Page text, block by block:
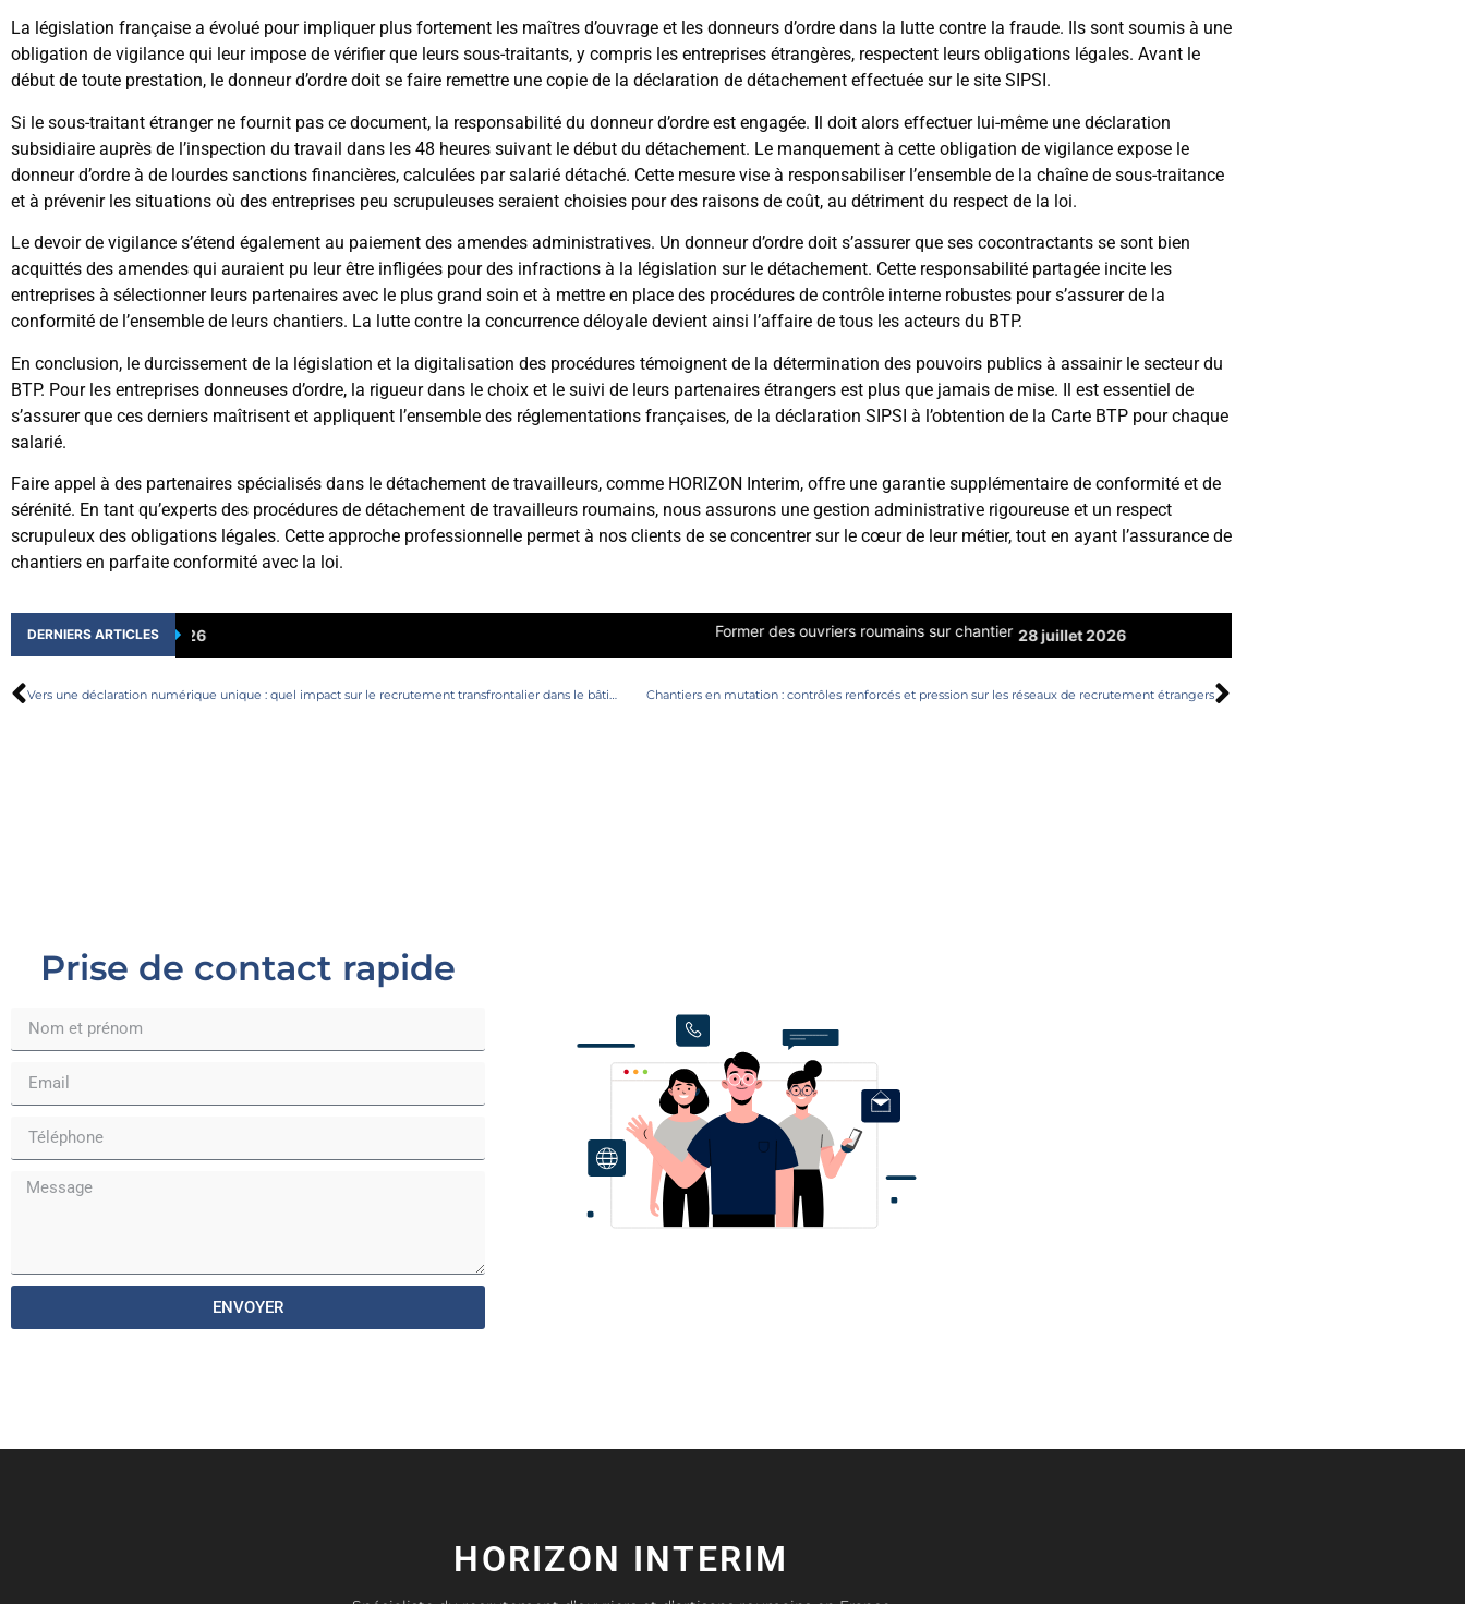
La législation française a évolué pour impliquer plus fortement les maîtres d’ouvrage et les donneurs d’ordre dans la lutte contre la fraude. Ils sont soumis à une
obligation de vigilance qui leur impose de vérifier que leurs sous-traitants, y compris les entreprises étrangères, respectent leurs obligations légales. Avant le
début de toute prestation, le donneur d’ordre doit se faire remettre une copie de la déclaration de détachement effectuée sur le site SIPSI.
Si le sous-traitant étranger ne fournit pas ce document, la responsabilité du donneur d’ordre est engagée. Il doit alors effectuer lui-même une déclaration
subsidiaire auprès de l’inspection du travail dans les 48 heures suivant le début du détachement. Le manquement à cette obligation de vigilance expose le
donneur d’ordre à de lourdes sanctions financières, calculées par salarié détaché. Cette mesure vise à responsabiliser l’ensemble de la chaîne de sous-traitance
et à prévenir les situations où des entreprises peu scrupuleuses seraient choisies pour des raisons de coût, au détriment du respect de la loi.
Le devoir de vigilance s’étend également au paiement des amendes administratives. Un donneur d’ordre doit s’assurer que ses cocontractants se sont bien
acquittés des amendes qui auraient pu leur être infligées pour des infractions à la législation sur le détachement. Cette responsabilité partagée incite les
entreprises à sélectionner leurs partenaires avec le plus grand soin et à mettre en place des procédures de contrôle interne robustes pour s’assurer de la
conformité de l’ensemble de leurs chantiers. La lutte contre la concurrence déloyale devient ainsi l’affaire de tous les acteurs du BTP.
En conclusion, le durcissement de la législation et la digitalisation des procédures témoignent de la détermination des pouvoirs publics à assainir le secteur du
BTP. Pour les entreprises donneuses d’ordre, la rigueur dans le choix et le suivi de leurs partenaires étrangers est plus que jamais de mise. Il est essentiel de
s’assurer que ces derniers maîtrisent et appliquent l’ensemble des réglementations françaises, de la déclaration SIPSI à l’obtention de la Carte BTP pour chaque
salarié.
Faire appel à des partenaires spécialisés dans le détachement de travailleurs, comme HORIZON Interim, offre une garantie supplémentaire de conformité et de
sérénité. En tant qu’experts des procédures de détachement de travailleurs roumains, nous assurons une gestion administrative rigoureuse et un respect
scrupuleux des obligations légales. Cette approche professionnelle permet à nos clients de se concentrer sur le cœur de leur métier, tout en ayant l’assurance de
chantiers en parfaite conformité avec la loi.
DERNIERS ARTICLES Former des ouvriers roumains sur chantier
Vers une déclaration numérique unique : quel impact sur le recrutement transfrontalier dans le bâtiment et les travaux publics ? Chantiers en mutation : contrôles renforcés et pression sur les réseaux de recrutement étrangers
Prise de contact rapide
ENVOYER
HORIZON INTERIM